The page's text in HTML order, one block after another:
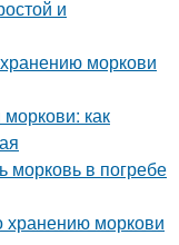
и
моркови
как
морковь в погребе
хранению моркови